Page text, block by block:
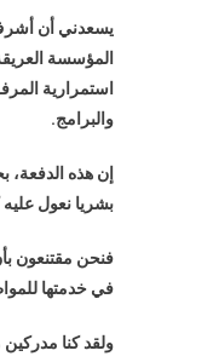
يسعدني أن
المؤسسة
استمرارية
والبرامج.
إن هذه الدفعة،
بشريا نعول عليه
فنحن مقتنعون
في خدمتها
ولقد كنا